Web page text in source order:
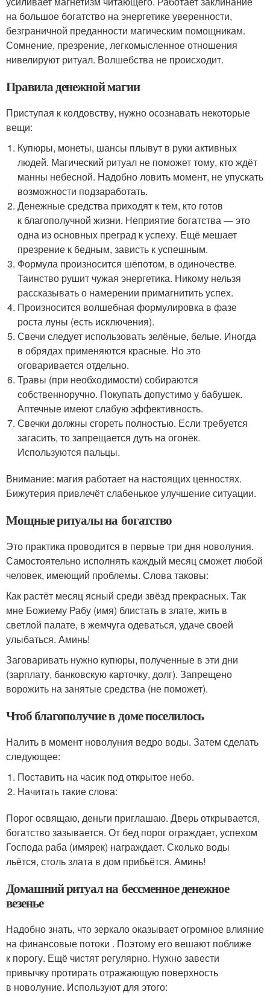
на большое богатство на энергетике уверенности,
безграничной преданности магическим помощникам.
Сомнение, презрение, легкомысленное отношения
нивелируют ритуал. Волшебства не происходит.
Правила денежной магии
Приступая к колдовству, нужно осознавать некоторые
вещи:
Купюры, монеты, шансы плывут в руки активных
людей. Магический ритуал не поможет тому, кто ждёт
манны небесной. Надобно ловить момент, не упускать
возможности подзаработать.
Денежные средства приходят к тем, кто готов
к благополучной жизни. Неприятие богатства — это
одна из основных преград к успеху. Ещё мешает
презрение к бедным, зависть к успешным.
Формула произносится шёпотом, в одиночестве.
Таинство рушит чужая энергетика. Никому нельзя
рассказывать о намерении примагнитить успех.
Произносится волшебная формулировка в фазе
роста луны (есть исключения).
Свечи следует использовать зелёные, белые. Иногда
в обрядах применяются красные. Но это
оговаривается отдельно.
Травы (при необходимости) собираются
собственноручно. Покупать допустимо у бабушек.
Аптечные имеют слабую эффективность.
Свечки должны сгореть полностью. Если требуется
загасить, то запрещается дуть на огонёк.
Используются пальцы.
Внимание: магия работает на настоящих ценностях.
Бижутерия привлечёт слабенькое улучшение ситуации.
Мощные ритуалы на богатство
Это практика проводится в первые три дня новолуния.
Самостоятельно исполнять каждый месяц сможет любой
человек, имеющий проблемы. Слова таковы:
Как растёт месяц ясный среди звёзд прекрасных. Так
мне Божиему Рабу (имя) блистать в злате, жить в
светлой палате, в жемчуга одеваться, удаче своей
улыбаться. Аминь!
Заговаривать нужно купюры, полученные в эти дни
(зарплату, банковскую карточку, долг). Запрещено
ворожить на занятые средства (не поможет).
Чтоб благополучие в доме поселилось
Налить в момент новолуния ведро воды. Затем сделать
следующее:
Поставить на часик под открытое небо.
Начитать такие слова:
Порог освящаю, деньги приглашаю. Дверь открывается,
богатство зазывается. От бед порог ограждает, успехом
Господа раба (имярек) награждает. Сколько воды
льётся, столь злата в дом прибьётся. Аминь!
Домашний ритуал на бессменное денежное
везенье
Надобно знать, что зеркало оказывает огромное влияние
на финансовые потоки . Поэтому его вешают поближе
к порогу. Ещё чистят регулярно. Нужно завести
привычку протирать отражающую поверхность
в новолуние. Используют для этого: